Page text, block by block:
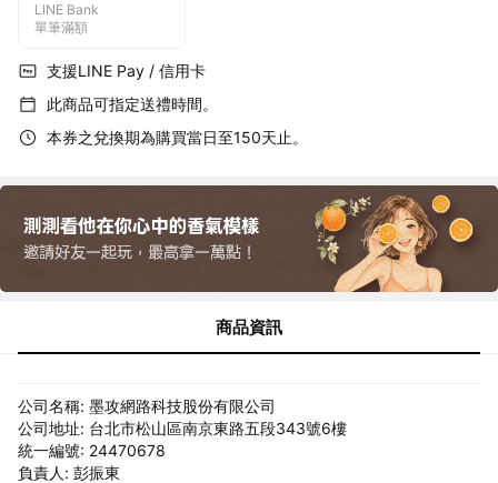
LINE Bank
單筆滿額
支援LINE Pay / 信用卡
此商品可指定送禮時間。
本券之兌換期為購買當日至150天止。
商品資訊
公司名稱: 墨攻網路科技股份有限公司
公司地址: 台北市松山區南京東路五段343號6樓
統一編號: 24470678
負責人: 彭振東